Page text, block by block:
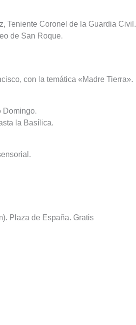
Teniente Coronel de la Guardia Civil.
de San Roque.
con la temática «Madre Tierra».
Domingo.
la Basílica.
Plaza de España. Gratis